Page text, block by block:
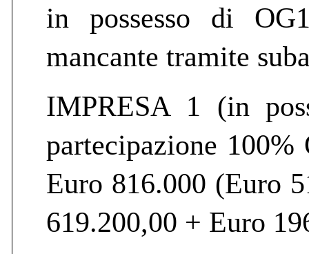
in possesso di
mancante tramite
IMPRESA 1 (in
partecipazione
Euro 816.000 (Euro
619.200,00 + Euro